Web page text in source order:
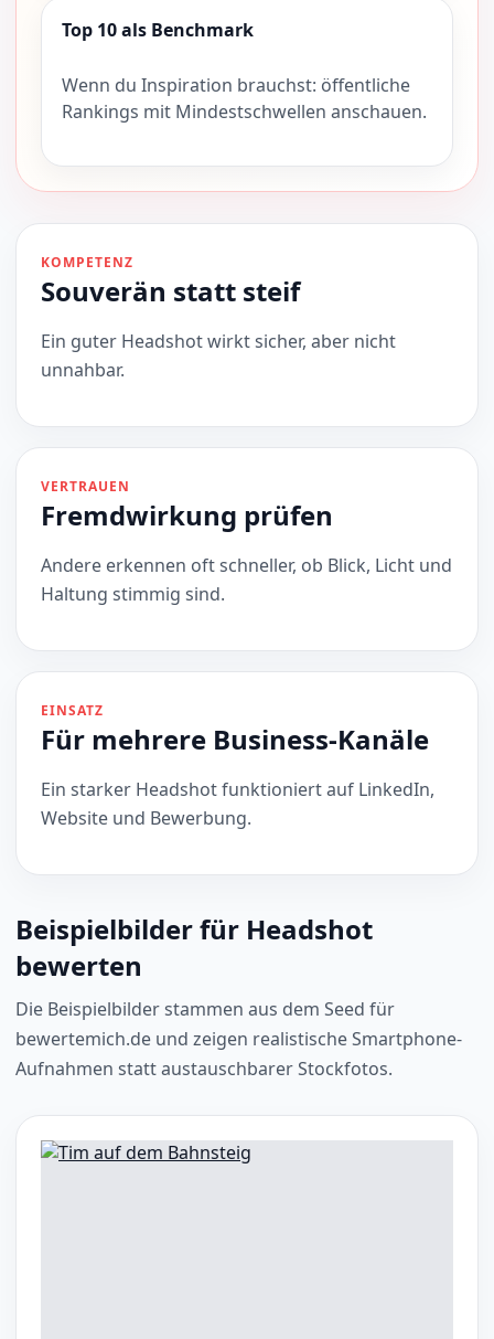
Top 10 als Benchmark
Wenn du Inspiration brauchst: öffentliche
Rankings mit Mindestschwellen anschauen.
KOMPETENZ
Souverän statt steif
Ein guter Headshot wirkt sicher, aber nicht
unnahbar.
VERTRAUEN
Fremdwirkung prüfen
Andere erkennen oft schneller, ob Blick, Licht und
Haltung stimmig sind.
EINSATZ
Für mehrere Business-Kanäle
Ein starker Headshot funktioniert auf LinkedIn,
Website und Bewerbung.
Beispielbilder für Headshot
bewerten
Die Beispielbilder stammen aus dem Seed für
bewertemich.de und zeigen realistische Smartphone-
Aufnahmen statt austauschbarer Stockfotos.